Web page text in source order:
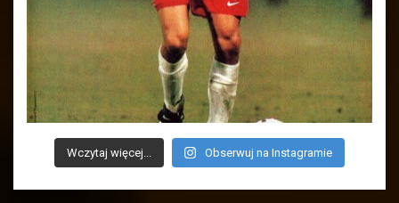
Wczytaj więcej... Obserwuj na Instagramie